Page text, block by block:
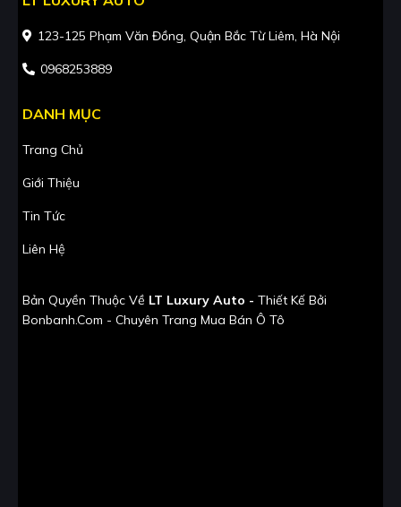
123-125 Phạm Văn Đồng, Quận Bắc Từ Liêm, Hà Nội
0968253889
DANH MỤC
Trang Chủ
Giới Thiệu
Tin Tức
Liên Hệ
Bản Quyền Thuộc Về LT Luxury Auto - Thiết Kế Bởi
Bonbanh.com - Chuyên Trang Mua Bán Ô Tô